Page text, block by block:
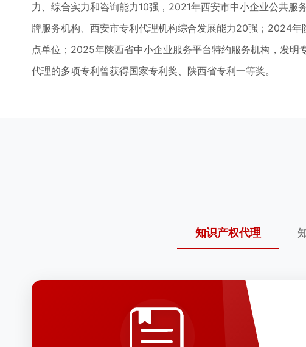
力、综合实力和咨询能力10强，2021年西安市中小企业公共服
牌服务机构、西安市专利代理机构综合发展能力20强；2024
点单位；2025年陕西省中小企业服务平台特约服务机构，发明
代理的多项专利曾获得国家专利奖、陕西省专利一等奖。
知识产权代理